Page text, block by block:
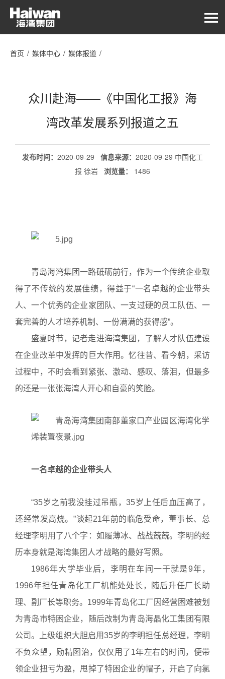
首页 / 媒体中心 / 媒体报道 /
众川赴海——《中国化工报》海
湾改革发展系列报道之五
发布时间： 2020-09-29 信息来源： 2020-09-29 中国化工
报 徐岩 浏览量： 1486
青岛海湾集团一路砥砺前行，作为一个传统企业取
得了不传统的发展佳绩，得益于“一名卓越的企业带头
人、一个优秀的企业家团队、一支过硬的员工队伍、一
套完善的人才培养机制、一份满满的获得感”。
盛夏时节，记者走进海湾集团，了解人才队伍建设
在企业改革中发挥的巨大作用。忆往昔、看今朝，采访
过程中，不时会看到紧张、激动、感叹、落泪，但最多
的还是一张张海湾人开心和自豪的笑脸。
一名卓越的企业带头人
“35岁之前我没挂过吊瓶，35岁上任后血压高了，
还经常发高烧。”谈起21年前的临危受命，董事长、总
经理李明用了八个字：如履薄冰、战战兢兢。李明的经
历本身就是海湾集团人才战略的最好写照。
1986年大学毕业后，李明在车间一干就是9年，
1996年担任青岛化工厂机能处处长，随后升任厂长助
理、副厂长等职务。1999年青岛化工厂因经营困难被划
为青岛市特困企业，随后改制为青岛海晶化工集团有限
公司。上级组织大胆启用35岁的李明担任总经理，李明
不负众望，励精图治，仅仅用了1年左右的时间，便带
领企业扭亏为盈，甩掉了特困企业的帽子，开启了向氯